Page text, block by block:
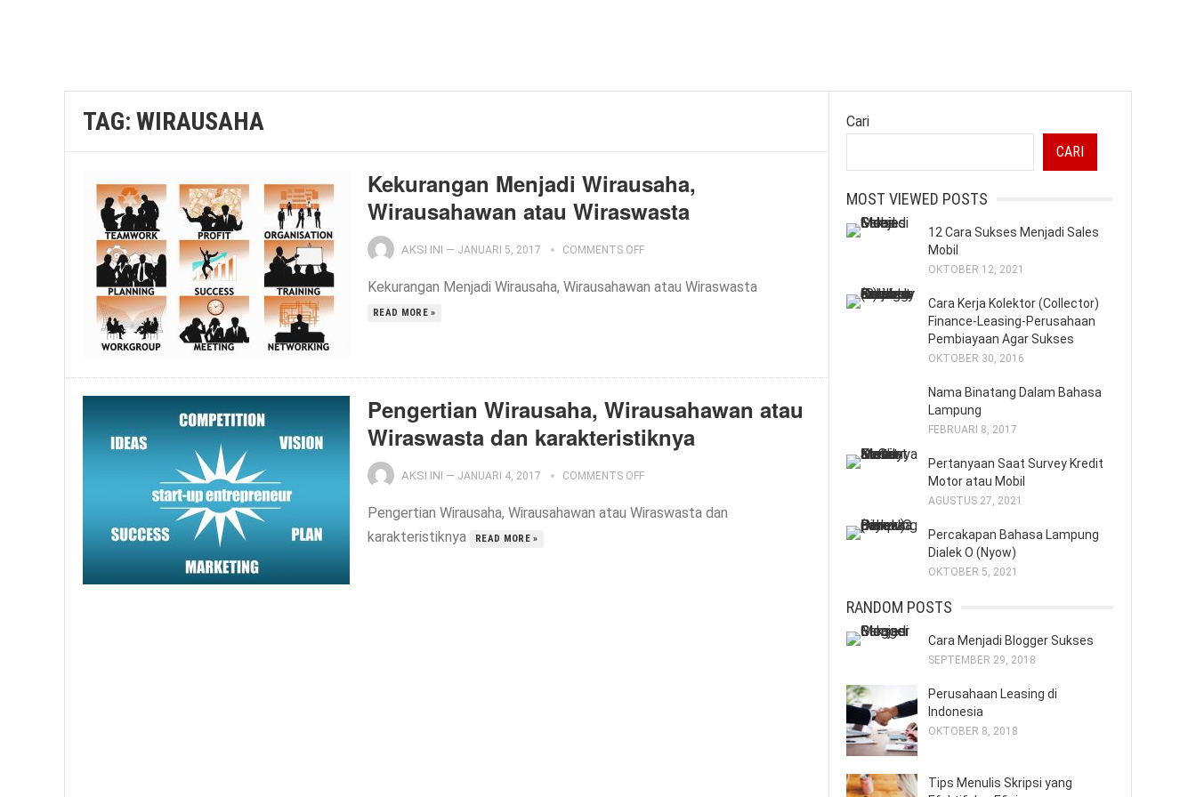
TAG: WIRAUSAHA
Kekurangan Menjadi Wirausaha,
Wirausahawan atau Wiraswasta
AKSI INI — JANUARI 5, 2017 COMMENTS OFF
Kekurangan Menjadi Wirausaha, Wirausahawan atau Wiraswasta
READ MORE »
Pengertian Wirausaha, Wirausahawan atau
Wiraswasta dan karakteristiknya
AKSI INI — JANUARI 4, 2017 COMMENTS OFF
Pengertian Wirausaha, Wirausahawan atau Wiraswasta dan
karakteristiknya
READ MORE »
Cari
CARI
MOST VIEWED POSTS
12 Cara Sukses Menjadi Sales
Mobil
OKTOBER 12, 2021
Cara Kerja Kolektor (Collector)
Finance-Leasing-Perusahaan
Pembiayaan Agar Sukses
OKTOBER 30, 2016
Nama Binatang Dalam Bahasa
Lampung
FEBRUARI 8, 2017
Pertanyaan Saat Survey Kredit
Motor atau Mobil
AGUSTUS 27, 2021
Percakapan Bahasa Lampung
Dialek O (Nyow)
OKTOBER 5, 2021
RANDOM POSTS
Cara Menjadi Blogger Sukses
SEPTEMBER 29, 2018
Perusahaan Leasing di
Indonesia
OKTOBER 8, 2018
Tips Menulis Skripsi yang